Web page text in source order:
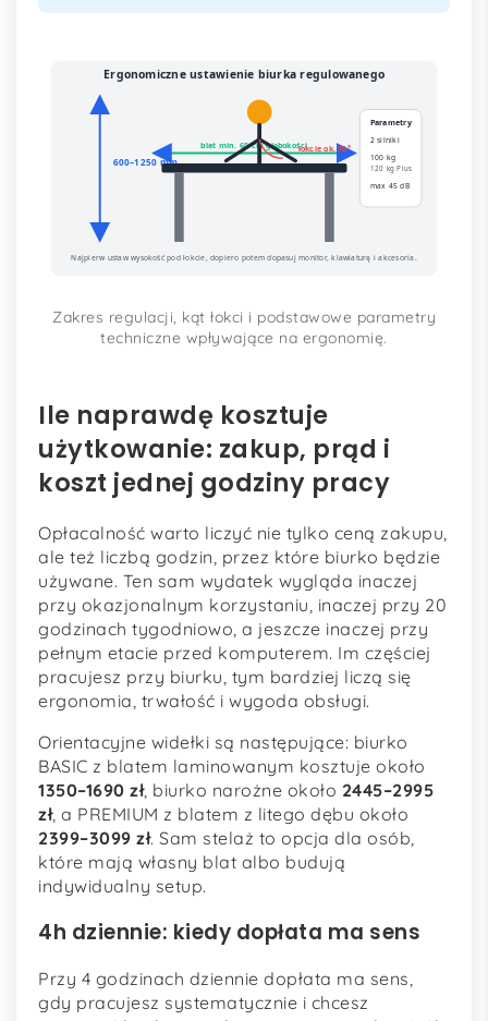
Ergonomiczne ustawienie biurka regulowanego
600–1250 mm
blat min. 60 cm głębokościłokcie ok. 90°
Parametry
2 silniki
100 kg
120 kg Plus
max 45 dB
Najpierw ustaw wysokość pod łokcie, dopiero potem dopasuj monitor, klawiaturę i akcesoria.
Zakres regulacji, kąt łokci i podstawowe parametry
techniczne wpływające na ergonomię.
Ile naprawdę kosztuje
użytkowanie: zakup, prąd i
koszt jednej godziny pracy
Opłacalność warto liczyć nie tylko ceną zakupu,
ale też liczbą godzin, przez które biurko będzie
używane. Ten sam wydatek wygląda inaczej
przy okazjonalnym korzystaniu, inaczej przy 20
godzinach tygodniowo, a jeszcze inaczej przy
pełnym etacie przed komputerem. Im częściej
pracujesz przy biurku, tym bardziej liczą się
ergonomia, trwałość i wygoda obsługi.
Orientacyjne widełki są następujące: biurko
BASIC z blatem laminowanym kosztuje około
1350–1690 zł, biurko narożne około 2445–2995
zł, a PREMIUM z blatem z litego dębu około
2399–3099 zł. Sam stelaż to opcja dla osób,
które mają własny blat albo budują
indywidualny setup.
4h dziennie: kiedy dopłata ma sens
Przy 4 godzinach dziennie dopłata ma sens,
gdy pracujesz systematycznie i chcesz